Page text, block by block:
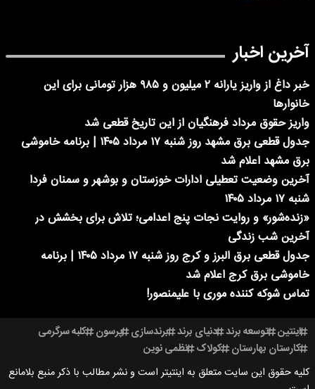
آخرین اخبار
خبر داغ از واریز یارانه ۲ میلیون و ۹۸۵ هزار تومانی برای این
خانوارها
واریز حقوق مرداد فرهنگیان از این تاریخ قطعی شد
جدول قطعی برق مشهد روز شنبه ۱۷ مرداد ۱۴۰۵ | برنامه خاموشی
برق مشهد اعلام شد
آخرین وضعیت تعطیلی ادارات خوزستان و بوشهر و سمنان فردا
شنبه ۱۷ مرداد ۱۴۰۵
«زنده‌شور» و روایت نجات پنج اعدامی؛ تلاش برای بخشش در
آخرین شب زندگی
جدول قطعی برق البرز و کرج روز شنبه ۱۷ مرداد ۱۴۰۵ | برنامه
خاموشی برق کرج اعلام شد
تماس شوکه کننده موری با علیمنصور!
اینتین توسعه برند دنیای برند برندسازی پرسون کلبه سرگرمی
کارستان بهارستان کولاک نظمی نوین
کلیه حقوق این سایت متعلق به اینتیتر است و نشر مطالب با ذکر منبع بلامانع